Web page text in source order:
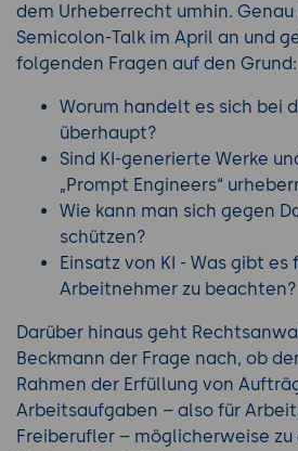
dem Urheberrecht umhin.
Semicolon-Talk im April an und
folgenden Fragen auf den Grund:
Worum handelt es sich bei
überhaupt?
Sind KI-generierte Werke
„Prompt Engineers“
Wie kann man sich gegen
schützen?
Einsatz von KI - Was gibt
Arbeitnehmer zu beachten?
Darüber hinaus geht
Beckmann der Frage nach, ob
Rahmen der Erfüllung von
Arbeitsaufgaben – also für
Freiberufler – möglicherweise zu